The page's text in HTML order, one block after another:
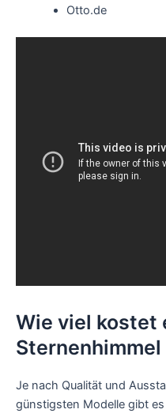
Otto.de
Wie viel kostet
Je nach Qualität und
günstigsten Modelle gibt